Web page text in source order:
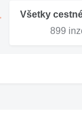
Všetky
899